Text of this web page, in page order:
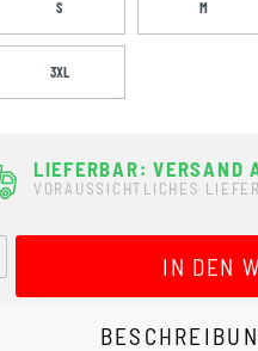
S M
3XL
LIEFERBAR: VERSAND
VORAUSSICHTLICHES
den gewünschtenIN DEN